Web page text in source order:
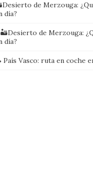
de Merzouga:
día?
🏜️Desierto de Merzouga:
día?
País Vasco: ruta en coche